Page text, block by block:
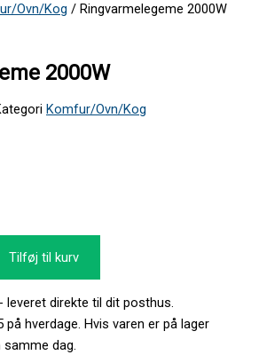
Ovn/Kog / Ringvarmelegeme 2000W
2000W
Komfur/Ovn/Kog
Tilføj til kurv
leveret direkte til dit posthus.
på hverdage. Hvis varen er på lager
dag.